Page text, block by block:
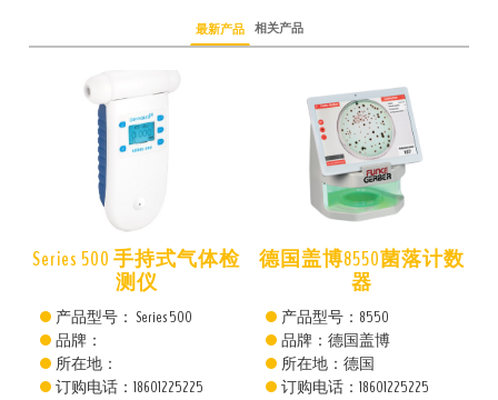
最新产品 相关产品
Series 500 手持式气体检
测仪
产品型号： Series 500
品牌：
所在地：
订购电话：18601225225
德国盖博8550菌落计数
器
产品型号：8550
品牌：德国盖博
所在地：德国
订购电话：18601225225